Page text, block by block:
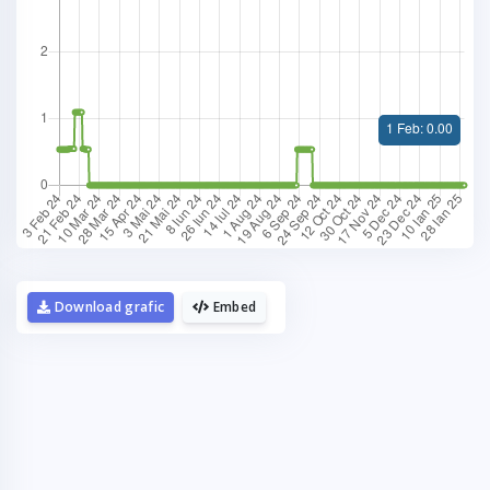
Embed
Download grafic
La fel cum tie iti plac graficele,
mie imi plac cafelele.